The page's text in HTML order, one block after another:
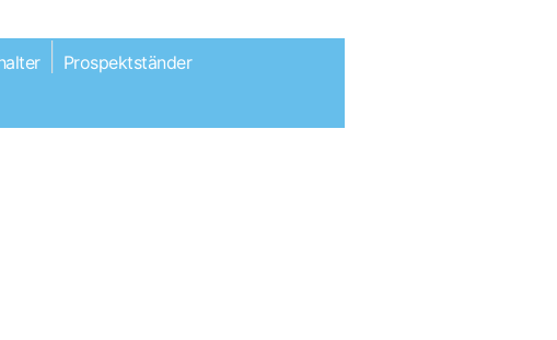
Prospektständer